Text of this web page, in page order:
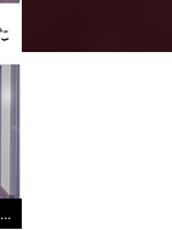
...